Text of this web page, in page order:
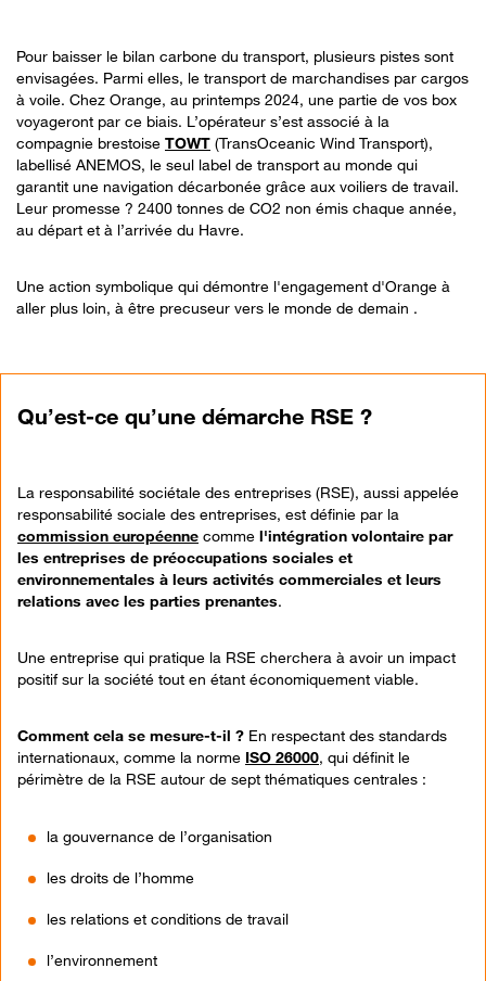
Pour baisser le bilan carbone du transport, plusieurs pistes sont
envisagées. Parmi elles, le transport de marchandises par cargos
à voile. Chez Orange, au printemps 2024, une partie de vos box
voyageront par ce biais. L’opérateur s’est associé à la
compagnie brestoise TOWT (TransOceanic Wind Transport),
labellisé ANEMOS, le seul label de transport au monde qui
garantit une navigation décarbonée grâce aux voiliers de travail.
Leur promesse ? 2400 tonnes de CO2 non émis chaque année,
au départ et à l’arrivée du Havre.
Une action symbolique qui démontre l'engagement d'Orange à
aller plus loin, à être precuseur vers le monde de demain .
Qu’est-ce qu’une démarche RSE ?
La responsabilité sociétale des entreprises (RSE), aussi appelée
responsabilité sociale des entreprises, est définie par la
commission européenne comme l'intégration volontaire par
les entreprises de préoccupations sociales et
environnementales à leurs activités commerciales et leurs
relations avec les parties prenantes.
Une entreprise qui pratique la RSE cherchera à avoir un impact
positif sur la société tout en étant économiquement viable.
Comment cela se mesure-t-il ? En respectant des standards
internationaux, comme la norme ISO 26000, qui définit le
périmètre de la RSE autour de sept thématiques centrales :
la gouvernance de l’organisation
les droits de l’homme
les relations et conditions de travail
l’environnement